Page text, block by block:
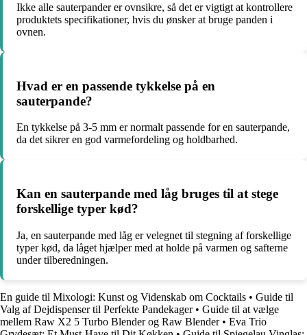
Ikke alle sauterpander er ovnsikre, så det er vigtigt at kontrollere
produktets specifikationer, hvis du ønsker at bruge panden i
ovnen.
Hvad er en passende tykkelse på en
sauterpande?
En tykkelse på 3-5 mm er normalt passende for en sauterpande,
da det sikrer en god varmefordeling og holdbarhed.
Kan en sauterpande med låg bruges til at stege
forskellige typer kød?
Ja, en sauterpande med låg er velegnet til stegning af forskellige
typer kød, da låget hjælper med at holde på varmen og safterne
under tilberedningen.
En guide til Mixologi: Kunst og Videnskab om Cocktails • Guide til
Valg af Dejdispenser til Perfekte Pandekager• Guide til at vælge
mellem Raw X2 5 Turbo Blender og Raw Blender• Eva Trio